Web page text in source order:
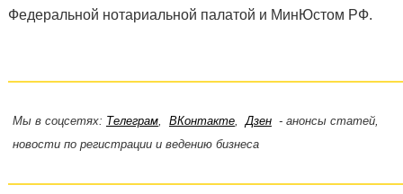
Федеральной нотариальной палатой и МинЮстом РФ.
Мы в соцсетях: Телеграм, ВКонтакте,Дзен- анонсы статей,
новости по регистрации и ведению бизнеса